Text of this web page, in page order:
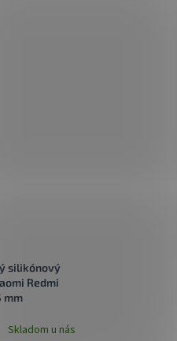
silikónový
Redmi
mm
Skladom u nás